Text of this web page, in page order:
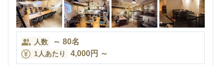
人数 ～ 80名
1人あたり 4,000円 ～